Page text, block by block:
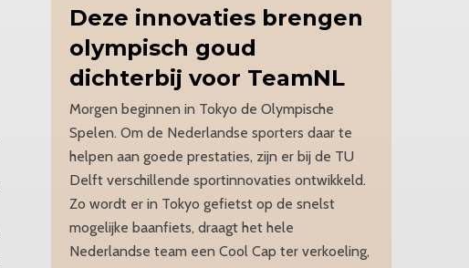
Deze innovaties brengen
olympisch goud
dichterbij voor TeamNL
Morgen beginnen in Tokyo de Olympische
Spelen. Om de Nederlandse sporters daar te
helpen aan goede prestaties, zijn er bij de TU
Delft verschillende sportinnovaties ontwikkeld.
Zo wordt er in Tokyo gefietst op de snelst
mogelijke baanfiets, draagt het hele
Nederlandse team een Cool Cap ter verkoeling,